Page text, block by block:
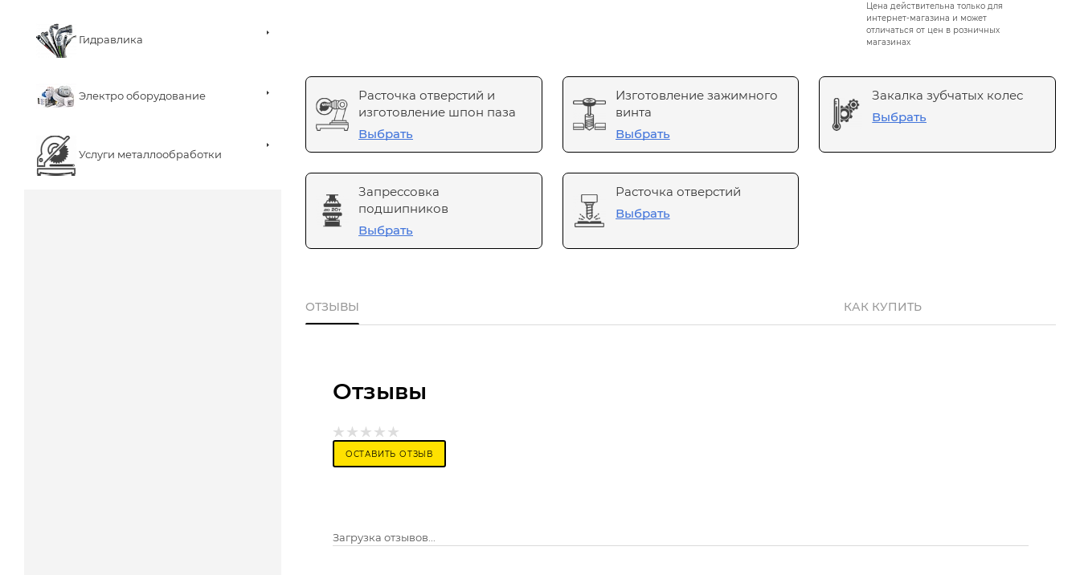
Гидравлика
Электро оборудование
Услуги металлообработки
Цена действительна только для
интернет-магазина и может
отличаться от цен в розничных
магазинах
Расточка отверстий и
изготовление шпон паза
Выбрать
Изготовление зажимного
винта
Выбрать
Закалка зубчатых колес
Выбрать
Запрессовка
подшипников
Выбрать
Расточка отверстий
Выбрать
ОТЗЫВЫ КАК КУПИТЬ
Отзывы
ОСТАВИТЬ ОТЗЫВ
Загрузка отзывов...